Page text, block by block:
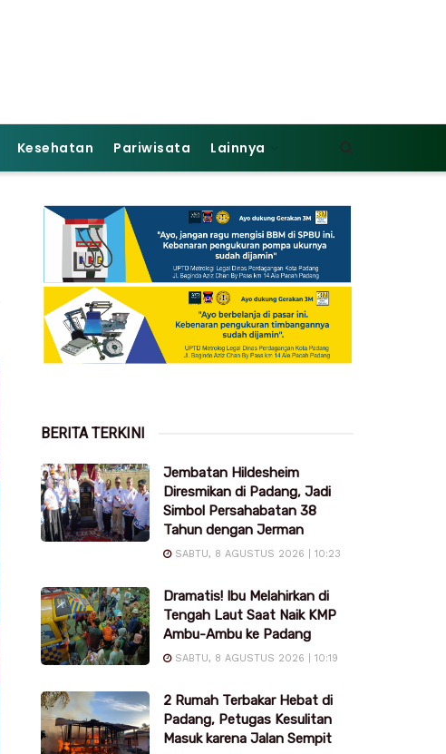
Kesehatan Pariwisata Lainnya
BERITA TERKINI
Jembatan Hildesheim
Diresmikan di Padang, Jadi
Simbol Persahabatan 38
Tahun dengan Jerman
SABTU, 8 AGUSTUS 2026 | 10:23
Dramatis! Ibu Melahirkan di
Tengah Laut Saat Naik KMP
Ambu-Ambu ke Padang
SABTU, 8 AGUSTUS 2026 | 10:19
2 Rumah Terbakar Hebat di
Padang, Petugas Kesulitan
Masuk karena Jalan Sempit